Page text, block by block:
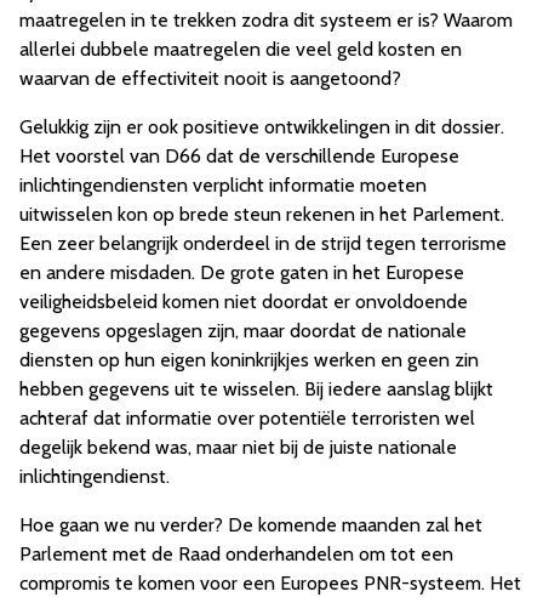
maatregelen in te trekken zodra dit systeem er is? Waarom
allerlei dubbele maatregelen die veel geld kosten en
waarvan de effectiviteit nooit is aangetoond?
Gelukkig zijn er ook positieve ontwikkelingen in dit dossier.
Het voorstel van D66 dat de verschillende Europese
inlichtingendiensten verplicht informatie moeten
uitwisselen kon op brede steun rekenen in het Parlement.
Een zeer belangrijk onderdeel in de strijd tegen terrorisme
en andere misdaden. De grote gaten in het Europese
veiligheidsbeleid komen niet doordat er onvoldoende
gegevens opgeslagen zijn, maar doordat de nationale
diensten op hun eigen koninkrijkjes werken en geen zin
hebben gegevens uit te wisselen. Bij iedere aanslag blijkt
achteraf dat informatie over potentiële terroristen wel
degelijk bekend was, maar niet bij de juiste nationale
inlichtingendienst.
Hoe gaan we nu verder? De komende maanden zal het
Parlement met de Raad onderhandelen om tot een
compromis te komen voor een Europees PNR-systeem. Het